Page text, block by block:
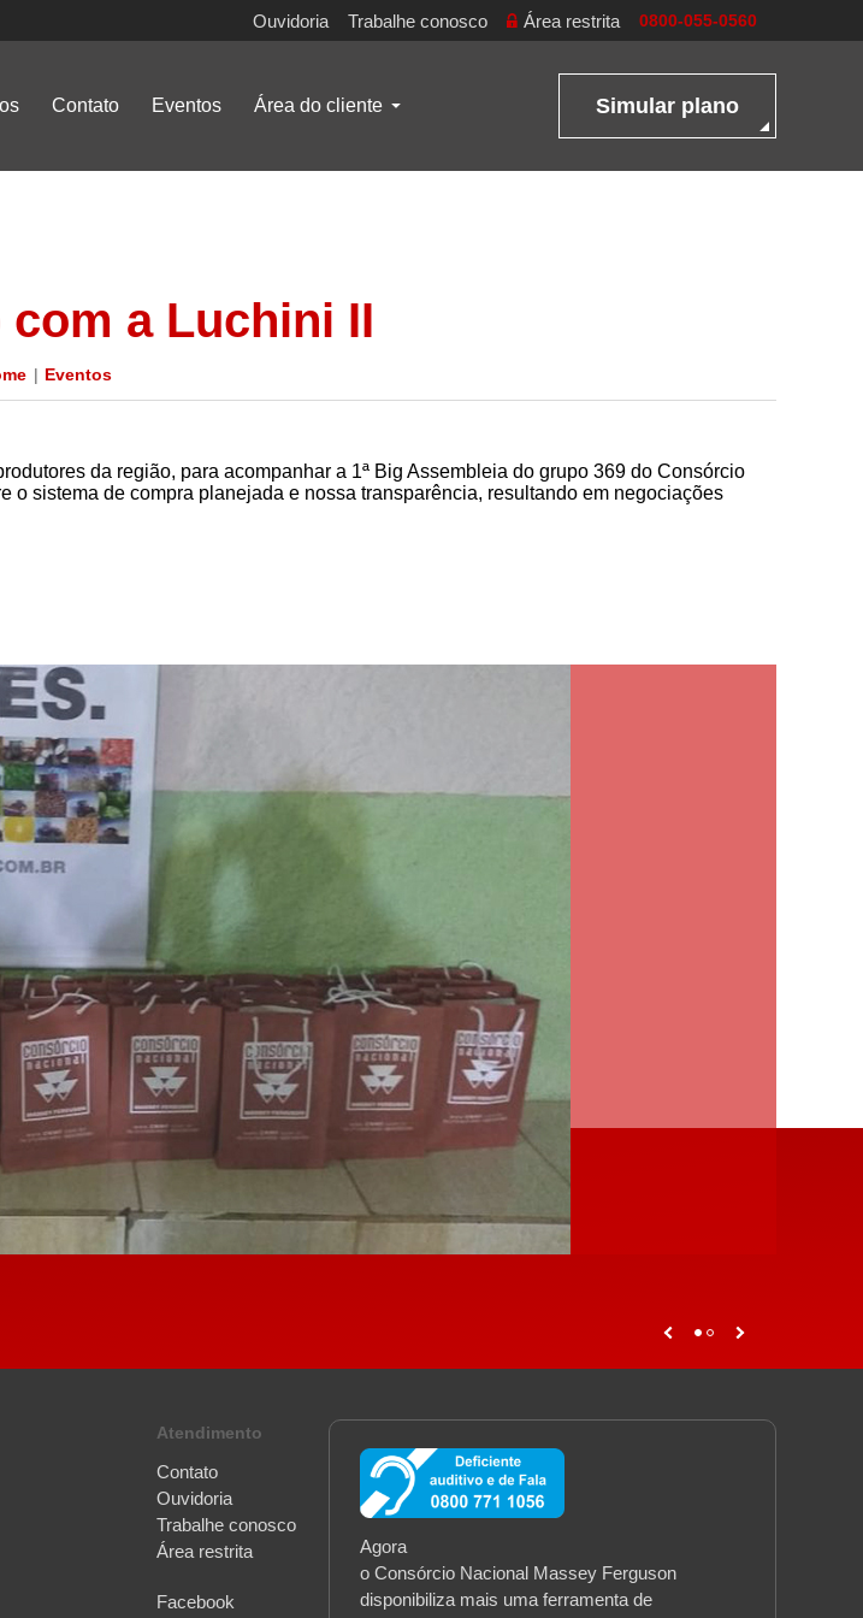
Ouvidoria Trabalhe conosco Área restrita 0800-055-0560
Contato Eventos Área do cliente Simular plano
a Luchini II
Eventos
da região, para acompanhar a 1ª Big Assembleia do grupo 369 do Consórcio
sistema de compra planejada e nossa transparência, resultando em negociações
Atendimento
Contato
Ouvidoria
Trabalhe conosco
Área restrita
Facebook
Agora
o Consórcio Nacional Massey Ferguson
disponibiliza mais uma ferramenta de